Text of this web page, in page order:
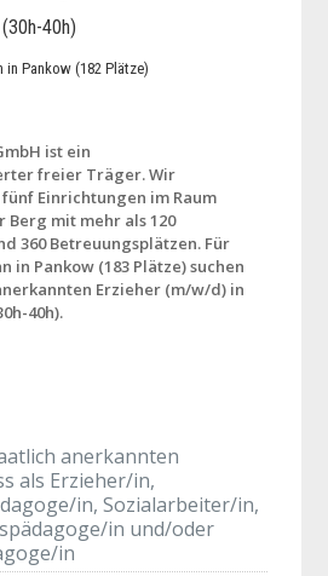
40h)
in Pankow (182 Plätze)
ist ein
freier Träger. Wir
Einrichtungen im Raum
Berg mit mehr als 120
360 Betreuungsplätzen. Für
in Pankow (183 Plätze) suchen
Erzieher (m/w/d) in
40h).
anerkannten
als Erzieher/in,
in, Sozialarbeiter/in,
in und/oder
in